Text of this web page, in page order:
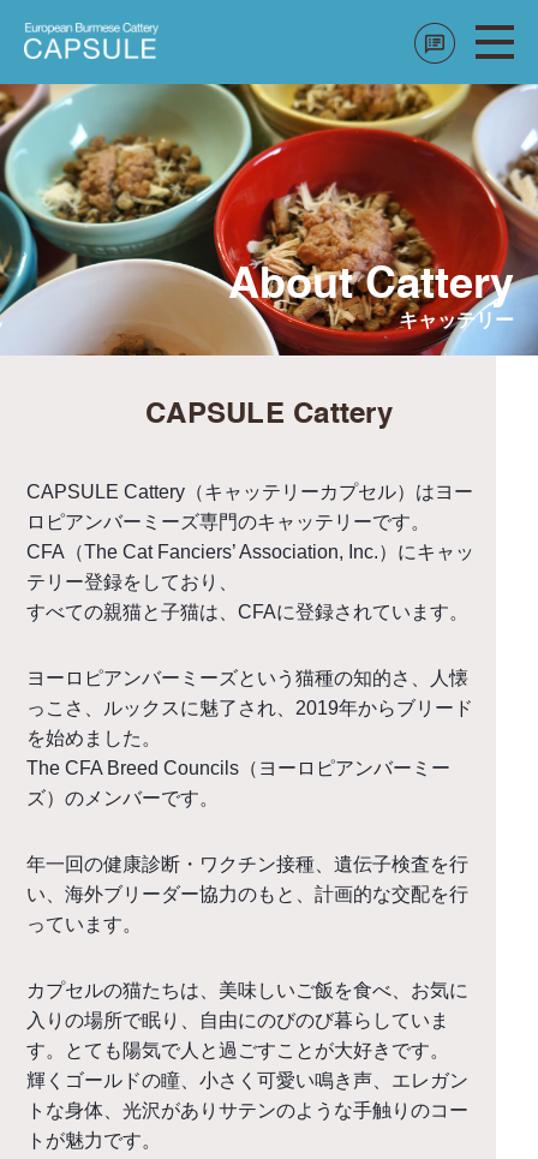
About Cattery
キャッテリー
CAPSULE Cattery
CAPSULE Cattery（キャッテリーカプセル）はヨー
ロピアンバーミーズ専門のキャッテリーです。
CFA（The Cat Fanciers’ Association, Inc.）にキャッ
テリー登録をしており、
すべての親猫と子猫は、CFAに登録されています。
ヨーロピアンバーミーズという猫種の知的さ、人懐
っこさ、
ルックスに魅了され、2019年からブリード
を始めました。
The CFA Breed Councils（ヨーロピアンバーミー
ズ）のメンバーです。
年一回の健康診断・ワクチン接種、遺伝子検査を行
い、 海外ブリーダー協力のもと、計画的な交配を行
っています。
カプセルの猫たちは、美味しいご飯を食べ、お気に
入りの場所で眠り、
自由にのびのび暮らしていま
す。
とても陽気で人と過ごすことが大好きです。
輝くゴールドの瞳、小さく可愛い鳴き声、エレガン
トな身体、 光沢がありサテンのような手触りのコー
トが魅力です。